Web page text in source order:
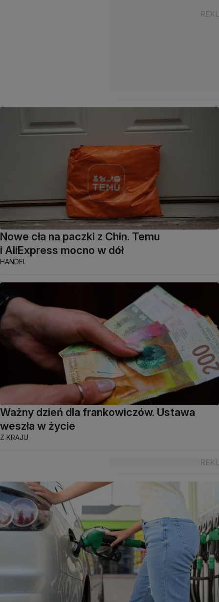
Nowe cła na paczki z Chin. Temu
i AliExpress mocno w dół
HANDEL
Ważny dzień dla frankowiczów. Ustawa
weszła w życie
Z KRAJU